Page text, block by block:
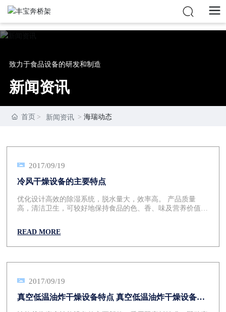
新闻资讯
致力于食品设备的研发和制造
首页 新闻资讯 海瑞动态
2017/09/19
冷风干燥设备的主要特点
优化设计高效的除湿系统，脱水量大，效率高。 产品质量
高，清洁卫生，可较好地保持食品的色、香、味及营养价值。
READ MORE
2017/09/19
真空低温油炸干燥设备特点 真空低温油炸干燥设备加